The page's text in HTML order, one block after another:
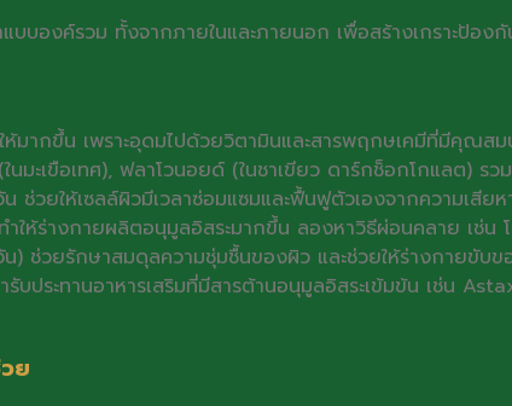
องค์รวม ทั้งจากภายในและภายนอก เพื่อสร้างเกราะป้อง
ห้มากขึ้น เพราะอุดมไปด้วยวิตามินและสารพฤกษเคมีที่มีคุณ
นมะเขือเทศ), ฟลาโวนอยด์ (ในชาเขียว ดาร์กช็อกโกแลต)
ยให้เซลล์ผิวมีเวลาซ่อมแซมและฟื้นฟูตัวเองจากความเสียห
ำให้ร่างกายผลิตอนุมูลอิสระมากขึ้น ลองหาวิธีผ่อนคลาย เช่น
ช่วยรักษาสมดุลความชุ่มชื้นของผิว และช่วยให้ร่างกายขับ
บประทานอาหารเสริมที่มีสารต้านอนุมูลอิสระเข้มข้น เช่น
ย